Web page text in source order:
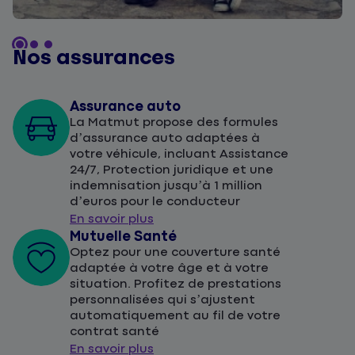
Nos assurances
Assurance auto
La Matmut propose des formules
d’assurance auto adaptées à
votre véhicule, incluant Assistance
24/7, Protection juridique et une
indemnisation jusqu’à 1 million
d’euros pour le conducteur
En savoir plus
Mutuelle Santé
Optez pour une couverture santé
adaptée à votre âge et à votre
situation. Profitez de prestations
personnalisées qui s’ajustent
automatiquement au fil de votre
contrat santé
En savoir plus